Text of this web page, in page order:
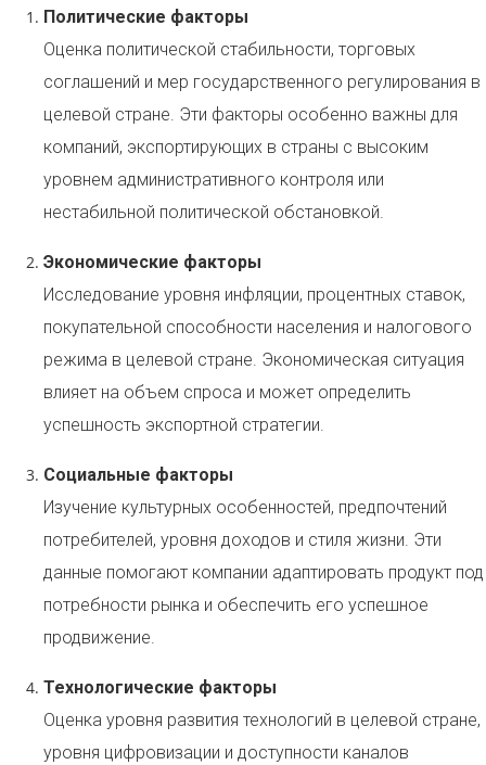
Политические факторы
Оценка политической стабильности, торговых
соглашений и мер государственного регулирования в
целевой стране. Эти факторы особенно важны для
компаний, экспортирующих в страны с высоким
уровнем административного контроля или
нестабильной политической обстановкой.
Экономические факторы
Исследование уровня инфляции, процентных ставок,
покупательной способности населения и налогового
режима в целевой стране. Экономическая ситуация
влияет на объем спроса и может определить
успешность экспортной стратегии.
Социальные факторы
Изучение культурных особенностей, предпочтений
потребителей, уровня доходов и стиля жизни. Эти
данные помогают компании адаптировать продукт под
потребности рынка и обеспечить его успешное
продвижение.
Технологические факторы
Оценка уровня развития технологий в целевой стране,
уровня цифровизации и доступности каналов